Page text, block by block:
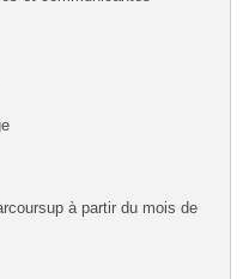
à partir du mois de